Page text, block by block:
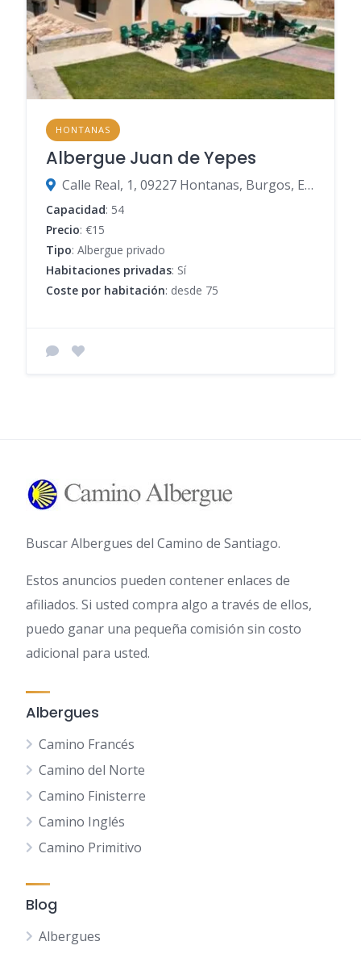
HONTANAS
Albergue Juan de Yepes
Calle Real, 1, 09227 Hontanas, Burgos, España
Capacidad: 54
Precio: €15
Tipo: Albergue privado
Habitaciones privadas: Sí
Coste por habitación: desde 75
Buscar Albergues del Camino de Santiago.
Estos anuncios pueden contener enlaces de
afiliados. Si usted compra algo a través de ellos,
puedo ganar una pequeña comisión sin costo
adicional para usted.
Albergues
Camino Francés
Camino del Norte
Camino Finisterre
Camino Inglés
Camino Primitivo
Blog
Albergues